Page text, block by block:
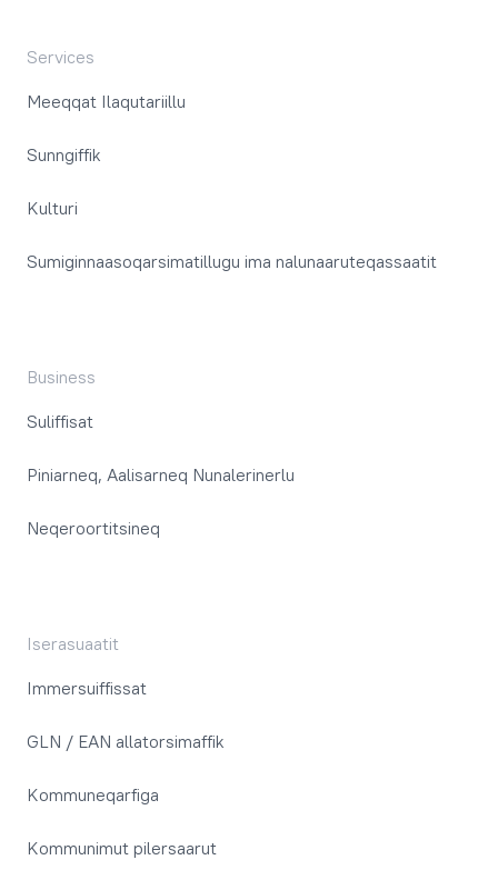
Services
Meeqqat Ilaqutariillu
Sunngiffik
Kulturi
Sumiginnaasoqarsimatillugu ima nalunaaruteqassaatit
Business
Suliffisat
Piniarneq, Aalisarneq Nunalerinerlu
Neqeroortitsineq
Iserasuaatit
Immersuiffissat
GLN / EAN allatorsimaffik
Kommuneqarfiga
Kommunimut pilersaarut